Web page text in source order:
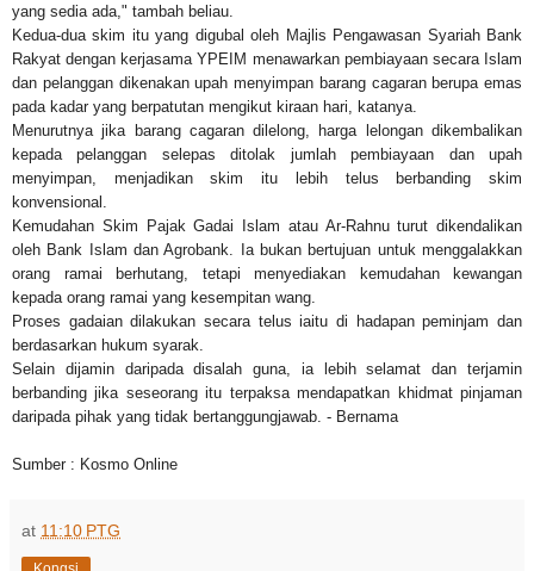
yang sedia ada," tambah beliau.
Kedua-dua skim itu yang digubal oleh Majlis Pengawasan Syariah Bank
Rakyat dengan kerjasama YPEIM menawarkan pembiayaan secara Islam
dan pelanggan dikenakan upah menyimpan barang cagaran berupa emas
pada kadar yang berpatutan mengikut kiraan hari, katanya.
Menurutnya jika barang cagaran dilelong, harga lelongan dikembalikan
kepada pelanggan selepas ditolak jumlah pembiayaan dan upah
menyimpan, menjadikan skim itu lebih telus berbanding skim
konvensional.
Kemudahan Skim Pajak Gadai Islam atau Ar-Rahnu turut dikendalikan
oleh Bank Islam dan Agrobank. Ia bukan bertujuan untuk menggalakkan
orang ramai berhutang, tetapi menyediakan kemudahan kewangan
kepada orang ramai yang kesempitan wang.
Proses gadaian dilakukan secara telus iaitu di hadapan peminjam dan
berdasarkan hukum syarak.
Selain dijamin daripada disalah guna, ia lebih selamat dan terjamin
berbanding jika seseorang itu terpaksa mendapatkan khidmat pinjaman
daripada pihak yang tidak bertanggungjawab. - Bernama
Sumber : Kosmo Online
at 11:10 PTG